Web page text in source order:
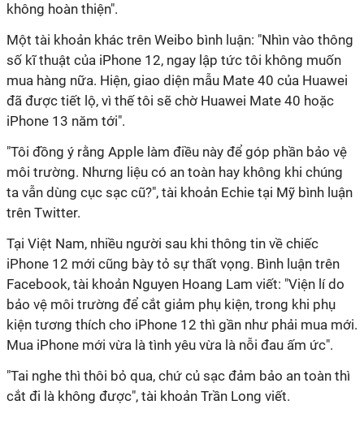
không hoàn thiện".
Một tài khoản khác trên Weibo bình luận: "Nhìn vào thông
số kĩ thuật của iPhone 12, ngay lập tức tôi không muốn
mua hàng nữa. Hiện, giao diện mẫu Mate 40 của Huawei
đã được tiết lộ, vì thế tôi sẽ chờ Huawei Mate 40 hoặc
iPhone 13 năm tới".
"Tôi đồng ý rằng Apple làm điều này để góp phần bảo vệ
môi trường. Nhưng liệu có an toàn hay không khi chúng
ta vẫn dùng cục sạc cũ?", tài khoản Echie tại Mỹ bình luận
trên Twitter.
Tại Việt Nam, nhiều người sau khi thông tin về chiếc
iPhone 12 mới cũng bày tỏ sự thất vọng. Bình luận trên
Facebook, tài khoản Nguyen Hoang Lam viết: "Viện lí do
bảo vệ môi trường để cắt giảm phụ kiện, trong khi phụ
kiện tương thích cho iPhone 12 thì gần như phải mua mới.
Mua iPhone mới vừa là tình yêu vừa là nỗi đau ấm ức".
"Tai nghe thì thôi bỏ qua, chứ củ sạc đảm bảo an toàn thì
cắt đi là không được", tài khoản Trần Long viết.